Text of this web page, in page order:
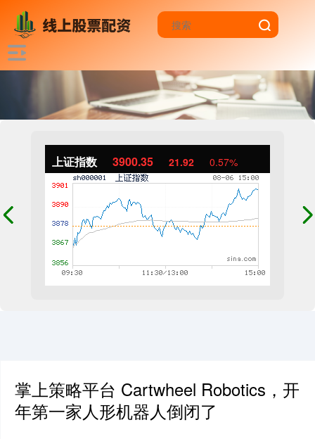
上证指数 3900.35 21.92 0.57%
掌上策略平台 Cartwheel Robotics，开
年第一家人形机器人倒闭了